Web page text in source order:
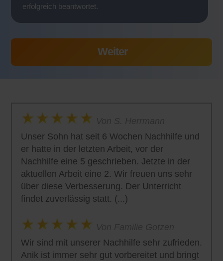
erfolgreich beantwortet.
Unser Sohn hat seit 6 Wochen Nachhilfe und
er hatte in der letzten Arbeit, vor der
Nachhilfe eine 5 geschrieben. Jetzte in der
aktuellen Arbeit eine 2. Wir freuen uns sehr
über diese Verbesserung. Der Unterricht
findet zuverlässig statt. (...)
Wir sind mit unserer Nachhilfe sehr zufrieden.
Anik ist immer sehr gut vorbereitet und bringt